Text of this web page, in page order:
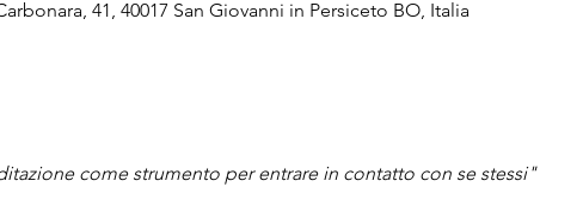
41, 40017 San Giovanni in Persiceto BO, Italia
come strumento per entrare in contatto con se stessi"